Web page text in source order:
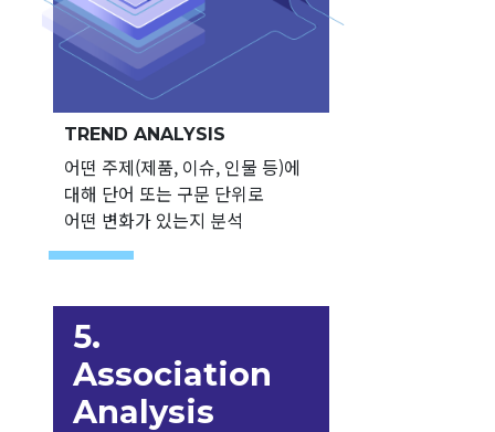
TREND ANALYSIS
어떤 주제(제품, 이슈, 인물 등)에
대해 단어 또는 구문 단위로
어떤 변화가 있는지 분석
5.
Association
Analysis